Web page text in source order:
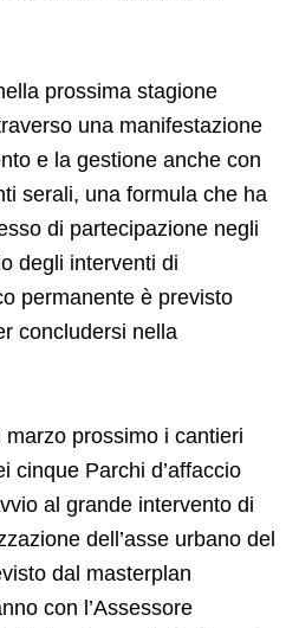
prossima stagione
una manifestazione
e la gestione anche con
serali, una formula che ha
di partecipazione negli
degli interventi di
permanente è previsto
concludersi nella
marzo prossimo i cantieri
cinque Parchi d’affaccio
al grande intervento di
dell’asse urbano del
dal masterplan
con l’Assessore